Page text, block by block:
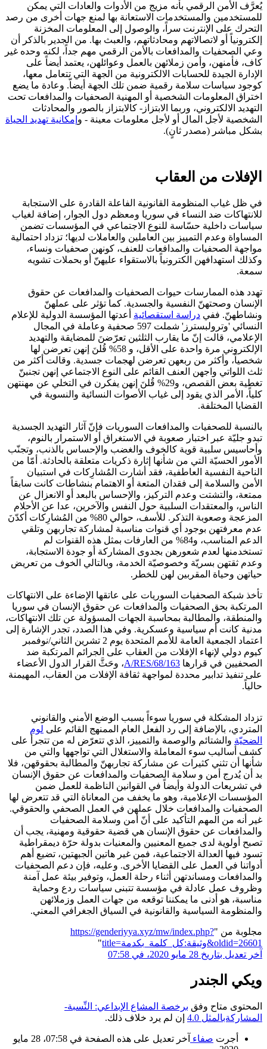
يُعرَّف الأمن الرقمي بأنه مزيج من الأدوات والعادات التي يمكن
للمستخدمين والمستخدمات الاستعانة بها لمنع جهات أخرى من رصد
التحرك على الإنترنت سراً، والوصول إلى المعلومات المخزنة
إلكترونياً أو لاتصالاتهم ومحادثاتهم، والعبث بها. من الجدير بالذكر أن
وعي الصحفيات والمدافعات بالأمن الرقمي مهم جداً، لكنه وحده غير
كاف، فأمنهن، وأمن زملائهن بالعمل وعوائلهن، يعتمد أيضاً على
الإدارة الجيدة للحسابات الالكترونية من الجهة التي تتعامل معها،
كوجود سياسات سلامة رقمية ضمن تلك الجهة أيضاّ. وعادة ما يضع
اختراق المعلومات الشخصية أو المهنية الصحفيات والمدافعات تحت
التهديد الالكتروني، وربما الابتزاز- كالابتزاز بالصور والمحادثات
الشخصية لأجل المال أو لأجل معلومات معينة - و إمكانية تهديد الحياة
بشكل مباشر (مصدر ثانٍ).
الإفلات من العقاب
في ظل غياب المنظومة القانونية الفاعلة القادرة على الاستجابة
للانتهاكات ضد النساء في سوريا ومعظم دول الجوار، إضافة لغياب
سياسات داخلية حسّاسة للنوع الاجتماعي في المؤسسات تضمن
المساواة وعدم التمييز بين العاملين والعاملات لديها؛ تزداد احتمالية
مواجهة الصحفيات والمدافعات للعنف، كونهن صحفيات ونساء،
وكذلك استهدافهن الكترونياً بالاستقواء عليهنّ أو بحملات تشويه
سمعة.
تهدد هذه الممارسات حيوات الصحفيات والمدافعات عن حقوق
الإنسان وصحتهنّ النفسية والجسدية. كما تؤثر على عملهنّ
ونشاطهنّ. ففي دراسة استقصائية أعدتها المؤسسة الدولية للإعلام
النسائي 'وترولبسترز' شملت 597 صحفية وعاملة في المجال
الإعلامي، قالت إنّ ما يقارب الثلثين تعرّضنَ للمضايقة والتهديد
الإلكتروني مرة واحدة على الأقل، و 58% قُلنَ إنهن تعرضن لها
شخصياً، وأكثر من ربعهن تعرضن لهجمات جسدية. وقالت أكثر من
ثلث اللواتي واجهن العنف القائم على النوع الاجتماعي إنهن تجنبنّ
تغطية بعض القصص، و29% قُلنَ إنهن يفكرن في التخلي عن مهنتهن
كلياً، الأمر الذي يقود إلى غياب الأصوات النسائية والنسوية في
القضايا المختلفة.
بالنسبة للصحفيات والمدافعات السوريات فإنّ آثار التهديد الجسدية
تبدو جليّة عبر اختبار صعوبة في الاستغراق أو الاستمرار بالنوم،
وأحاسيس سلبية قوية كالخوف والغضب والإحساس بالذنب، وتجنّب
الأمور الحسيّة التي من شأنها إثارة ذكريات متعلقة بالحادثة. أمّا من
الناحية النفسية العاطفية، فقد أشارت المُشارِكات في استبيان
الأمن والسلامة إلى فقدان المتعة أو الاهتمام بنشاطات كانت سابقاً
ممتعة، والتشتت وعدم التركيز، والإحساس بالبعد أو الانعزال عن
الناس، والمعتقدات السلبية حول النفس والآخرين، عدا عن الأحلام
المزعجة وصعوبة التذكر. للأسف، حوالي 80% من المُشارِكات أكدّنَ
عدم معرفتهن بوجود أي قنوات مناسبة لمشاركة تجاربهن وتلقي
الدعم المناسب، و84% من العارفات بمثل هذه القنوات لم
تستخدمنها لعدم شعورهن بجدوى المشاركة أو جودة الاستجابة،
وعدم ثقتهن بسريّة وخصوصيّة الخدمة، وبالتالي الخوف من تعريض
حياتهن وحياة المقربين لهن للخطر.
تأخذ شبكة الصحفيات السوريات على عاتقها الإضاءة على الانتهاكات
المرتكبة بحق الصحفيات والمدافعات عن حقوق الإنسان في سوريا
والمنطقة، والمطالبة بمحاسبة الجهات المسؤولة عن تلك الانتهاكات،
مدنية كانت أم سياسية وعسكرية. وفي هذا الصدد، تجدر الإشارة إلى
اعتماد الجمعية العامة للأمم المتحدة يوم 2 تشرين الثاني/نوفمبر
كيوم دولي لإنهاء الإفلات من العقاب على الجرائم المرتكبة ضد
الصحفيين في قرارها A/RES/68/163، وحَثَّ القرار الدول الأعضاء
على تنفيذ تدابير محددة لمواجهة ثقافة الإفلات من العقاب، المهيمنة
حالياً.
تزداد المشكلة في سوريا سوءاً بسبب الوضع الأمني والقانوني
المتردي، بالإضافة إلى رد الفعل العام الممنهج القائم على لوم
الضحيّة والشتائم والوصمة والتمييز، الذي تتعرّض له من تتجرأ على
كشف أساليب سوء المعاملة والاستغلال التي تواجهها والتي من
شأنها أن تثني كثيرات عن مشاركة تجاربهنّ والمطالبة بحقوقهن، فلا
بد أن يُدرج أمن و سلامة الصحفيات والمدافعات عن حقوق الإنسان
في تشريعات الدولة وأيضاً في القوانين الناظمة للعمل ضمن
المؤسسات الإعلامية، وهو ما يخفف من المعاناة التي قد تتعرض لها
الصحفيات والمدافعات خلال عملهن في العمل الصحفي والحقوقي.
غير أنه من المهم التأكيد على أنّ أمن وسلامة الصحفيات
والمدافعات عن حقوق الإنسان هي قضية حقوقية ومهنية، يجب أن
تصبح أولوية لدى جميع المعنيين والمعنيات بدولة حرّة ديمقراطية
تسود فيها العدالة الاجتماعية، فمن غير هاتين الجبهتين، تضيع أهم
أدواتنا في العمل على القضايا الأخرى. وعليه، فإن دعم الصحفيات
والمدافعات ومساندتهن أثناء رحلة العمل، وتوفير بيئة عمل آمنة
وظروف عمل عادلة في مؤسسة تتبنى سياسات ردع وحماية
مناسبة، هو أدنى ما يمكننا توقعه من جهات العمل وزملائهن
والمنظومة السياسية والقانونية في السياق الجغرافي المعني.
مجلوبة من "https://genderiyya.xyz/mw/index.php?
title=وثيقة:كل_كلمة_بكدمة&oldid=26601
"
آخر تعديل بتاريخ 28 مايو 2020، في 07:58
ويكي الجندر
المحتوى متاح وفق برخصة المشاع الإبداعي: النِّسبة-
المشاركةبالمثل 4.0
إن لم يرد خلاف ذلك.
أجرت صفاء
آخر تعديل على هذه الصفحة في 07:58، 28 مايو